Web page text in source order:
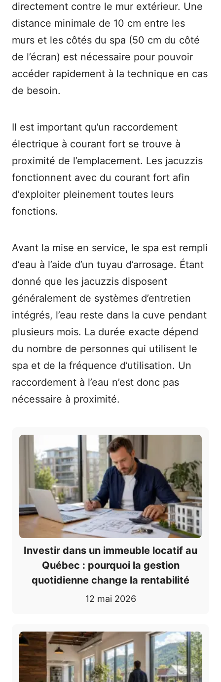
directement contre le mur extérieur. Une
distance minimale de 10 cm entre les
murs et les côtés du spa (50 cm du côté
de l’écran) est nécessaire pour pouvoir
accéder rapidement à la technique en cas
de besoin.
Il est important qu’un raccordement
électrique à courant fort se trouve à
proximité de l’emplacement. Les jacuzzis
fonctionnent avec du courant fort afin
d’exploiter pleinement toutes leurs
fonctions.
Avant la mise en service, le spa est rempli
d’eau à l’aide d’un tuyau d’arrosage. Étant
donné que les jacuzzis disposent
généralement de systèmes d’entretien
intégrés, l’eau reste dans la cuve pendant
plusieurs mois. La durée exacte dépend
du nombre de personnes qui utilisent le
spa et de la fréquence d’utilisation. Un
raccordement à l’eau n’est donc pas
nécessaire à proximité.
Investir dans un immeuble locatif au
Québec : pourquoi la gestion
quotidienne change la rentabilité
12 mai 2026